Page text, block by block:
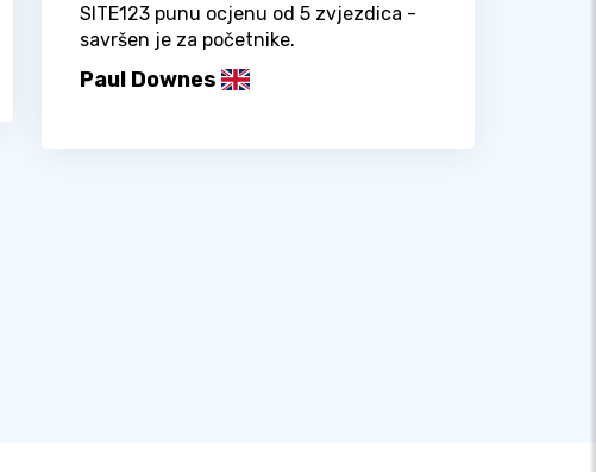
SITE123 punu ocjenu od 5 zvjezdica -
savršen je za početnike.
Paul Downes